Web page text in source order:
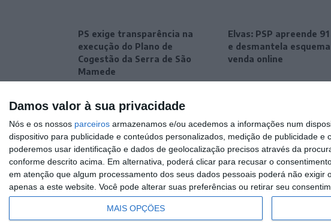
Damos valor à sua privacidade
Nós e os nossos parceiros armazenamos e/ou acedemos a informações num
dispositivo para publicidade e conteúdos personalizados, medição de publicidade
poderemos usar identificação e dados de geolocalização precisos através da
conforme descrito acima. Em alternativa, poderá clicar para recusar o
em atenção que algum processamento dos seus dados pessoais poderá não
apenas a este website. Você pode alterar suas preferências ou retirar seu
MAIS OPÇÕES
PS exige transparência na
execução do Plano de
Cogestão da Serra de São
Mamede
Elvas: PSP apreende
e desmantela
venda online
© Rádio Portalegre 2026 • Todos os direitos reservados